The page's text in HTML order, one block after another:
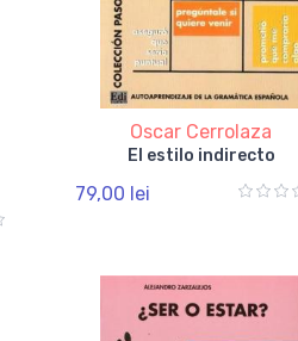
Oscar Cerrolaza
El estilo indirecto
79,00 lei